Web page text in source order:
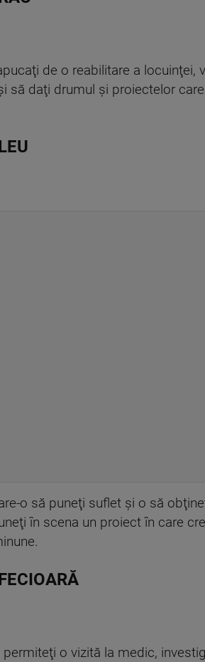
de o reabilitare a locuinţei,
să daţi drumul şi proiectelor
o să puneţi suflet şi o să
în scena un proiect în care
o vizită la medic,